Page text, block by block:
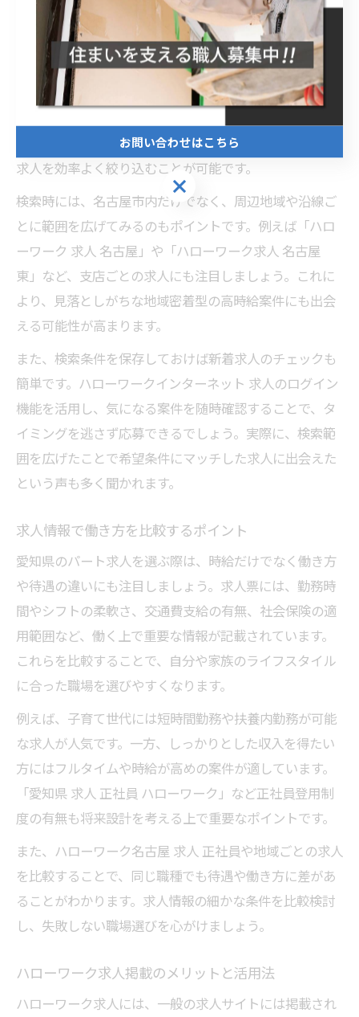
求人検索で愛知県内の案件を網羅するコツ
愛知県内で高時給のパート求人を探す際、ハローワーク
求人の活用は非常に有効です。ハローワークインターネ
ットサービスを利用すると、自宅からでも簡単に最新の
給」などの条件を細かく設定することで、自分に合った
求人を効率よく絞り込むことが可能です。
検索時には、名古屋市内だけでなく、周辺地域や沿線ご
とに範囲を広げてみるのもポイントです。例えば「ハロ
ーワーク 求人 名古屋」や「ハローワーク求人 名古屋
東」など、支店ごとの求人にも注目しましょう。これに
より、見落としがちな地域密着型の高時給案件にも出会
える可能性が高まります。
また、検索条件を保存しておけば新着求人のチェックも
簡単です。ハローワークインターネット 求人のログイン
機能を活用し、気になる案件を随時確認することで、タ
イミングを逃さず応募できるでしょう。実際に、検索範
囲を広げたことで希望条件にマッチした求人に出会えた
という声も多く聞かれます。
求人情報で働き方を比較するポイント
愛知県のパート求人を選ぶ際は、時給だけでなく働き方
や待遇の違いにも注目しましょう。求人票には、勤務時
間やシフトの柔軟さ、交通費支給の有無、社会保険の適
用範囲など、働く上で重要な情報が記載されています。
これらを比較することで、自分や家族のライフスタイル
に合った職場を選びやすくなります。
例えば、子育て世代には短時間勤務や扶養内勤務が可能
な求人が人気です。一方、しっかりとした収入を得たい
方にはフルタイムや時給が高めの案件が適しています。
「愛知県 求人 正社員 ハローワーク」など正社員登用制
度の有無も将来設計を考える上で重要なポイントです。
また、ハローワーク名古屋 求人 正社員や地域ごとの求人
を比較することで、同じ職種でも待遇や働き方に差があ
ることがわかります。求人情報の細かな条件を比較検討
し、失敗しない職場選びを心がけましょう。
ハローワーク求人掲載のメリットと活用法
ハローワーク求人には、一般の求人サイトには掲載され
お問い合わせはこちら
お問い合わせはこちら